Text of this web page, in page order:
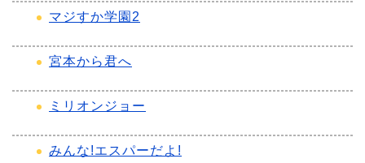
マジすか学園2
宮本から君へ
ミリオンジョー
みんな!エスパーだよ!